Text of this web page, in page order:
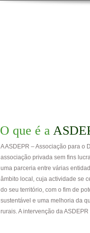
O que é a
A ASDEPR – Associação para o
associação privada sem fins
uma parceria entre várias
âmbito local, cuja actividade se
do seu território, com o fim de
sustentável e uma melhoria da
rurais. A intervenção da